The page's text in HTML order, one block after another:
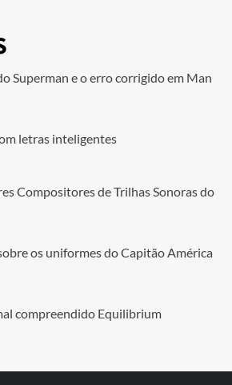
Superman e o erro corrigido em Man
letras inteligentes
Compositores de Trilhas Sonoras do
os uniformes do Capitão América
compreendido Equilibrium